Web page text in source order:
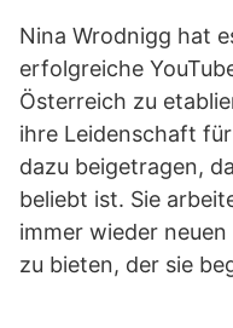
Nina Wrodnigg hat
erfolgreiche
Österreich zu
ihre Leidenschaft
dazu beigetragen,
beliebt ist. Sie
immer wieder
zu bieten, der sie